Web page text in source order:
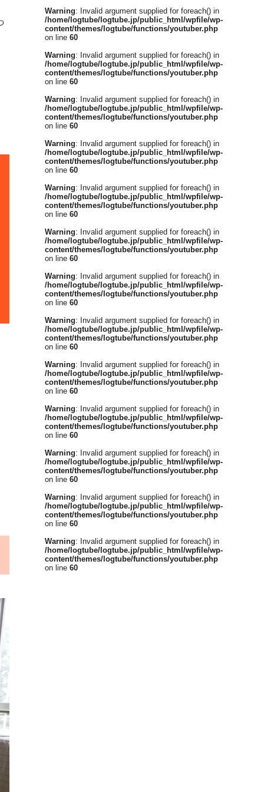
Warning: Invalid argument supplied for foreach() in
/home/logtube/logtube.jp/public_html/wpfile/wp-
content/themes/logtube/functions/youtuber.php
on line 60
Warning: Invalid argument supplied for foreach() in
/home/logtube/logtube.jp/public_html/wpfile/wp-
content/themes/logtube/functions/youtuber.php
on line 60
Warning: Invalid argument supplied for foreach() in
/home/logtube/logtube.jp/public_html/wpfile/wp-
content/themes/logtube/functions/youtuber.php
on line 60
Warning: Invalid argument supplied for foreach() in
/home/logtube/logtube.jp/public_html/wpfile/wp-
content/themes/logtube/functions/youtuber.php
on line 60
Warning: Invalid argument supplied for foreach() in
/home/logtube/logtube.jp/public_html/wpfile/wp-
content/themes/logtube/functions/youtuber.php
on line 60
Warning: Invalid argument supplied for foreach() in
/home/logtube/logtube.jp/public_html/wpfile/wp-
content/themes/logtube/functions/youtuber.php
on line 60
Warning: Invalid argument supplied for foreach() in
/home/logtube/logtube.jp/public_html/wpfile/wp-
content/themes/logtube/functions/youtuber.php
on line 60
Warning: Invalid argument supplied for foreach() in
/home/logtube/logtube.jp/public_html/wpfile/wp-
content/themes/logtube/functions/youtuber.php
on line 60
Warning: Invalid argument supplied for foreach() in
/home/logtube/logtube.jp/public_html/wpfile/wp-
content/themes/logtube/functions/youtuber.php
on line 60
Warning: Invalid argument supplied for foreach() in
/home/logtube/logtube.jp/public_html/wpfile/wp-
content/themes/logtube/functions/youtuber.php
on line 60
Warning: Invalid argument supplied for foreach() in
/home/logtube/logtube.jp/public_html/wpfile/wp-
content/themes/logtube/functions/youtuber.php
on line 60
Warning: Invalid argument supplied for foreach() in
/home/logtube/logtube.jp/public_html/wpfile/wp-
content/themes/logtube/functions/youtuber.php
on line 60
Warning: Invalid argument supplied for foreach() in
/home/logtube/logtube.jp/public_html/wpfile/wp-
content/themes/logtube/functions/youtuber.php
on line 60